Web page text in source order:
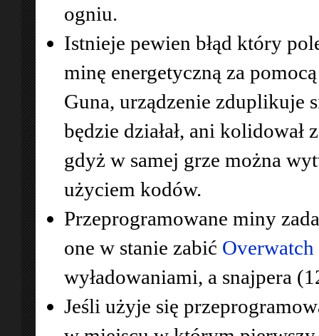
ogniu.
Istnieje pewien błąd który
minę energetyczną za
Guna, urządzenie zduplikuje
będzie działał, ani kolidował
gdyż w samej grze można
użyciem kodów.
Przeprogramowane miny
one w stanie zabić
wyładowaniami, a snajpera
Jeśli użyje się